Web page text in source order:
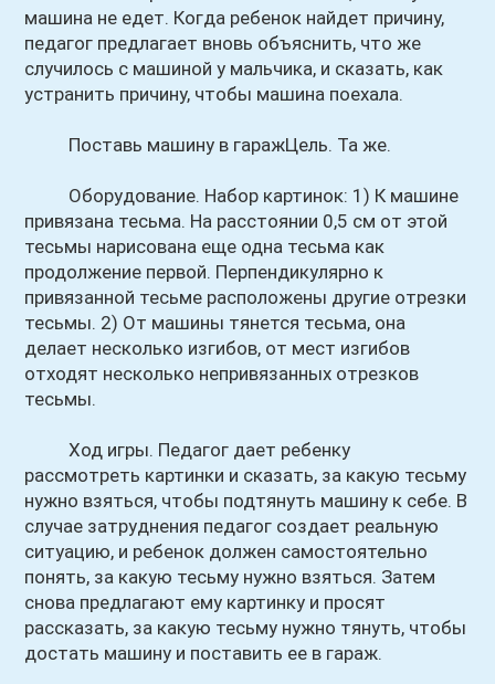
машина не едет. Когда ребенок найдет причину,
педагог предлагает вновь объяснить, что же
случилось с машиной у мальчика, и сказать, как
устранить причину, чтобы машина поехала.
Поставь машину в гаражЦель. Та же.
Оборудование. Набор картинок: 1) К машине
привязана тесьма. На расстоянии 0,5 см от этой
тесьмы нарисована еще одна тесьма как
продолжение первой. Перпендикулярно к
привязанной тесьме расположены другие отрезки
тесьмы. 2) От машины тянется тесьма, она
делает несколько изгибов, от мест изгибов
отходят несколько непривязанных отрезков
тесьмы.
Ход игры. Педагог дает ребенку
рассмотреть картинки и сказать, за какую тесьму
нужно взяться, чтобы подтянуть машину к себе. В
случае затруднения педагог создает реальную
ситуацию, и ребенок должен самостоятельно
понять, за какую тесьму нужно взяться. Затем
снова предлагают ему картинку и просят
рассказать, за какую тесьму нужно тянуть, чтобы
достать машину и поставить ее в гараж.